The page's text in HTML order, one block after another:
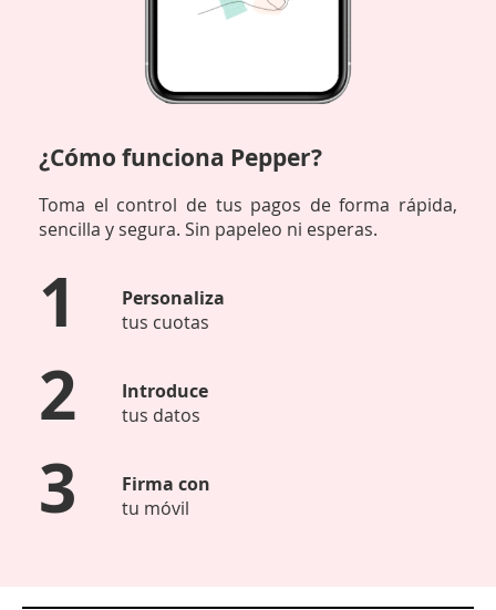
¿Cómo funciona Pepper?
Toma el control de tus pagos de forma rápida,
sencilla y segura. Sin papeleo ni esperas.
1
Personaliza
tus cuotas
2
Introduce
tus datos
3
Firma con
tu móvil